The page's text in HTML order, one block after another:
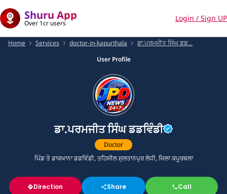
Shuru App
Over 1cr users
Login / Sign UP
Home Services doctor-in-kapurthala
ਡਾ.ਪਰਮਜੀਤ ਸਿੰਘ ਡਡ...
User Profile
ਡਾ.ਪਰਮਜੀਤ ਸਿੰਘ ਡਡਵਿੰਡੀ
Doctor
ਪਿੰਡ ਤੇ ਡਾਕਖਾਨਾ ਡਡਵਿੰਡੀ, ਤਹਿਸੀਲ ਸੁਲਤਾਨਪੁਰ ਲੋਧੀ, ਜਿਲਾ ਕਪੂਰਥਲਾ
Direction Share Call